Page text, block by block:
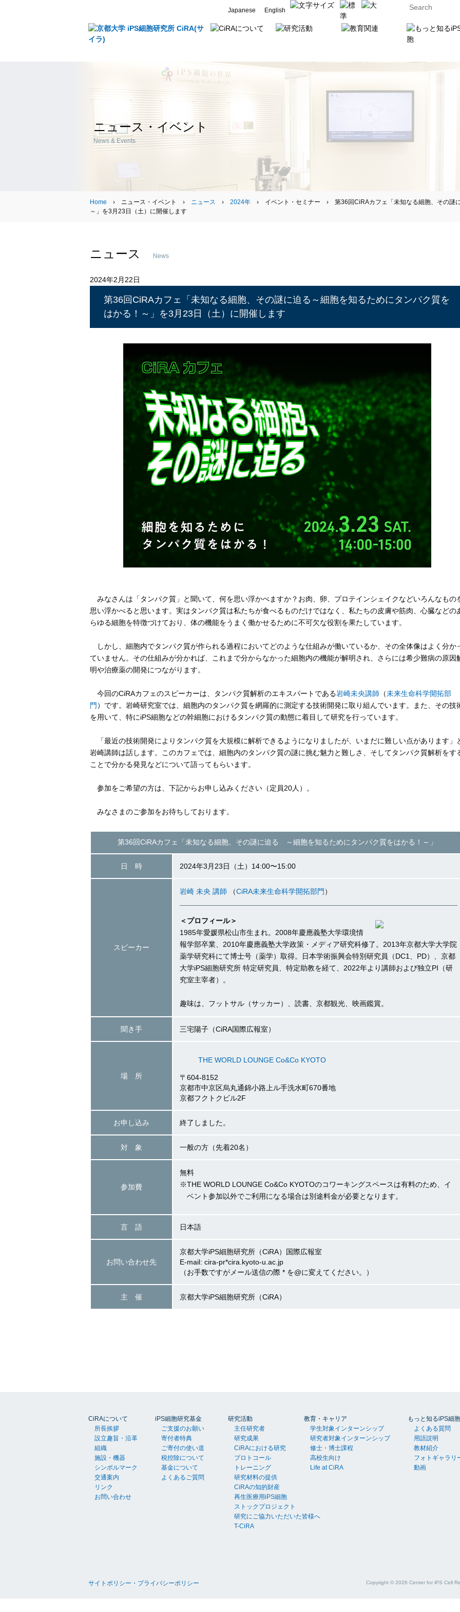
Japanese English
ニュース・イベント
News & Events
Home › ニュース・イベント › ニュース › 2024年› イベント・セミナー › 第36回CiRAカフェ「未知なる細胞、その謎に
～」を3月23日（土）に開催します
ニュース News
2024年2月22日
第36回CiRAカフェ「未知なる細胞、その謎に迫る～細胞を知るためにタンパク質を
はかる！～」を3月23日（土）に開催します
みなさんは「タンパク質」と聞いて、何を思い浮かべますか？お肉、卵、プロテインシェイクなどいろんなもの
思い浮かべると思います。実はタンパク質は私たちが食べるものだけではなく、私たちの皮膚や筋肉、心臓などの
らゆる細胞を特徴づけており、体の機能をうまく働かせるために不可欠な役割を果たしています。
しかし、細胞内でタンパク質が作られる過程においてどのような仕組みが働いているか、その全体像はよく分か
ていません。その仕組みが分かれば、これまで分からなかった細胞内の機能が解明され、さらには希少難病の原因
明や治療薬の開発につながります。
今回のCiRAカフェのスピーカーは、タンパク質解析のエキスパートである岩崎未央講師 （未来生命科学開拓部
門 ）です。岩崎研究室では、細胞内のタンパク質を網羅的に測定する技術開発に取り組んでいます。また、その技
を用いて、特にiPS細胞などの幹細胞におけるタンパク質の動態に着目して研究を行っています。
「最近の技術開発によりタンパク質を大規模に解析できるようになりましたが、いまだに難しい点があります」
岩崎講師は話します。このカフェでは、細胞内のタンパク質の謎に挑む魅力と難しさ、そしてタンパク質解析をす
ことで分かる発見などについて語ってもらいます。
参加をご希望の方は、下記からお申し込みください（定員20人）。
みなさまのご参加をお待ちしております。
第36回CiRAカフェ 「未知なる細胞、その謎に迫る ～細胞を知るためにタンパク質をはかる！～」
日 時 2024年3月23日（土）14:00〜15:00
スピーカー
岩崎 未央 講師 （CiRA未来生命科学開拓部門 ）
＜プロフィール＞
1985年愛媛県松山市生まれ。2008年慶應義塾大学環境情
報学部卒業、2010年慶應義塾大学政策・メディア研究科修了。2013年京都大学大学院
薬学研究科にて博士号（薬学）取得。日本学術振興会特別研究員（DC1、PD）、京都
大学iPS細胞研究所 特定研究員、特定助教を経て、2022年より講師および独立PI（研
究室主宰者）。
趣味は、フットサル（サッカー）、読書、京都観光、映画鑑賞。
聞き手 三宅陽子（CiRA国際広報室）
場 所
THE WORLD LOUNGE Co&Co KYOTO
〒604-8152
京都市中京区烏丸通錦小路上ル手洗水町670番地
京都フクトクビル2F
お申し込み 終了しました。
対 象 一般の方（先着20名）
参加費
無料
※THE WORLD LOUNGE Co&Co KYOTOのコワーキングスペースは有料のため、イ
ベント参加以外でご利用になる場合は別途料金が必要となります。
言 語 日本語
お問い合わせ先
京都大学iPS細胞研究所（CiRA）国際広報室
E-mail: cira-pr*cira.kyoto-u.ac.jp
（お手数ですがメール送信の際 * を@に変えてください。）
主 催 京都大学iPS細胞研究所（CiRA）
CiRAについて
所長挨拶
設立趣旨・沿革
組織
施設・機器
シンボルマーク
交通案内
リンク
お問い合わせ
iPS細胞研究基金
ご支援のお願い
寄付者特典
ご寄付の使い道
税控除について
基金について
よくあるご質問
研究活動
主任研究者
研究成果
CiRAにおける研究
プロトコール
トレーニング
研究材料の提供
CiRAの知的財産
再生医療用iPS細胞
ストックプロジェクト
研究にご協力いただいた皆様へ
T-CiRA
教育・キャリア
学生対象インターンシップ
研究者対象インターンシップ
修士・博士課程
高校生向け
Life at CiRA
もっと知るiPS細胞
よくある質問
用語説明
教材紹介
フォトギャラリ
動画
サイトポリシー・プライバシーポリシー Copyright © 2026 Center for iPS Cell